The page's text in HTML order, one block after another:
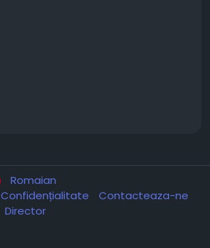
Romaian
Confidențialitate
Contacteaza-ne
Director